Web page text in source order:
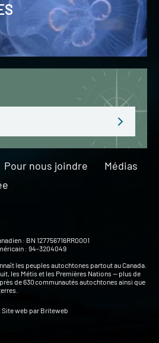
Pour nous joindre
Médias
: BN 127756716RR0001
: 94-3204049
les peuples autochtones partout au Canada.
les Métis et les Premières Nations — plus de
de 630 communautés autochtones ainsi que
web par Briteweb